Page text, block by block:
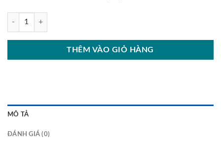
Máy Hút Mùi Faster FS0470P số lượng
THÊM VÀO GIỎ HÀNG
MÔ TẢ
ĐÁNH GIÁ (0)